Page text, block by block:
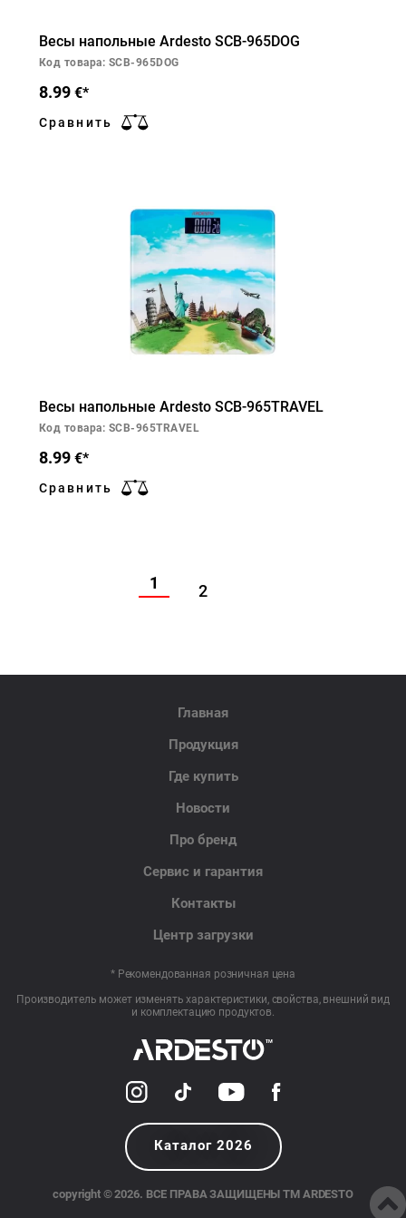
Весы напольные Ardesto SCB-965DOG
Код товара: SCB-965DOG
8.99 €*
Сравнить
Весы напольные Ardesto SCB-965TRAVEL
Код товара: SCB-965TRAVEL
8.99 €*
Сравнить
1 2
Главная
Продукция
Где купить
Новости
Про бренд
Сервис и гарантия
Контакты
Центр загрузки
* Рекомендованная розничная цена
Производитель может изменять характеристики, свойства, внешний вид
и комплектацию продуктов.
Каталог 2026
copyright © 2026. ВСЕ ПРАВА ЗАЩИЩЕНЫ TM ARDESTO